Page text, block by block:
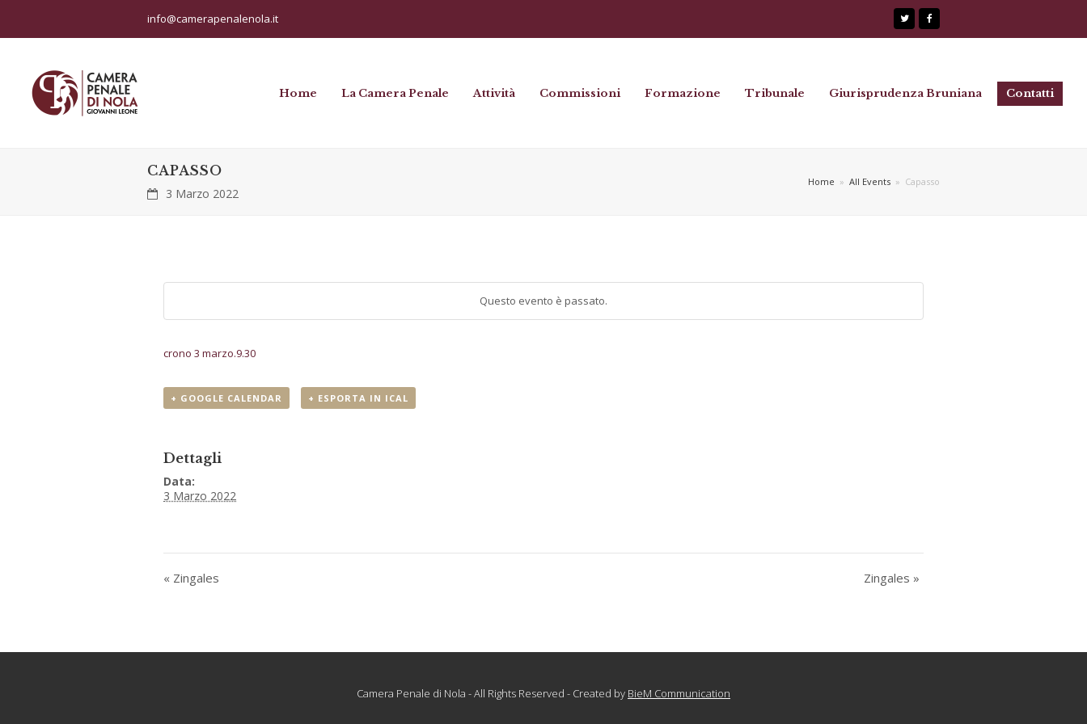
info@camerapenalenola.it Twitter
Home La Camera Penale Attività Commissioni Formazione Tribunale Giurisprudenza Bruniana Contatti
CAPASSO
3 Marzo 2022
Home » All Events » Capasso
Questo evento è passato.
crono 3 marzo.9.30
+ GOOGLE CALENDAR + ESPORTA IN ICAL
Dettagli
Data:
3 Marzo 2022
« Zingales Zingales »
Camera Penale di Nola - All Rights Reserved - Created by BieM Communication